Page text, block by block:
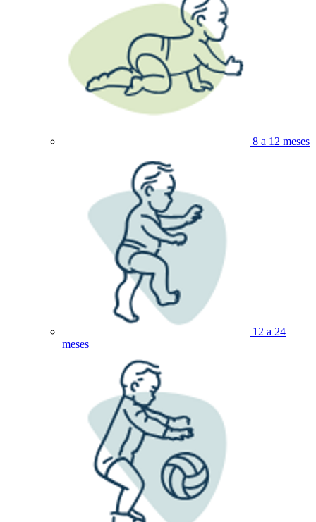
8 a 12 meses
12 a 24
meses